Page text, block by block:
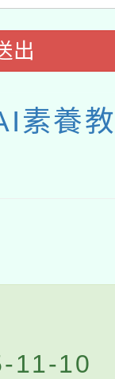
出
素養
11-10